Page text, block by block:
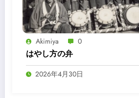
Akimiya 0
はやし方の弁
2026年4月30日